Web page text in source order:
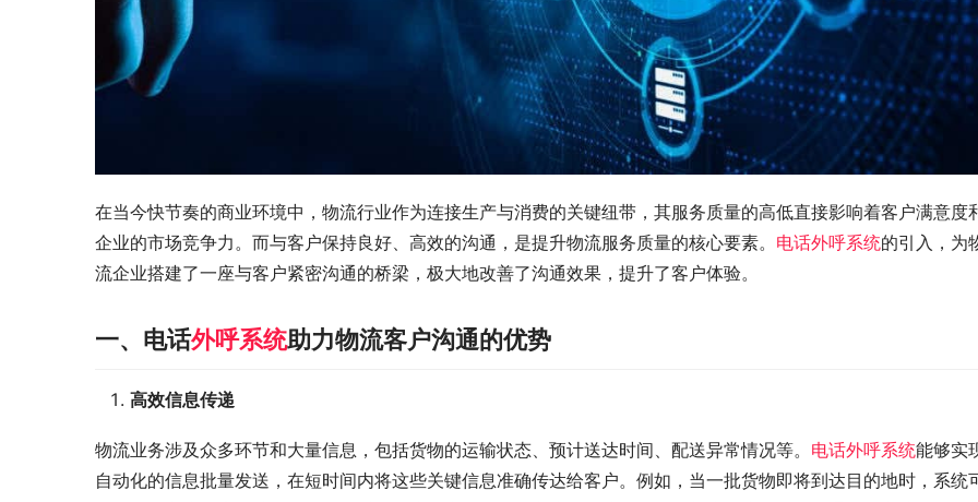
在当今快节奏的商业环境中，物流行业作为连接生产与消费的关键纽带，其服务质量的高低直接影响着客户满意度
企业的市场竞争力。而与客户保持良好、高效的沟通，是提升物流服务质量的核心要素。 电话外呼系统的引入，为
流企业搭建了一座与客户紧密沟通的桥梁，极大地改善了沟通效果，提升了客户体验。
一、电话外呼系统助力物流客户沟通的优势
高效信息传递
物流业务涉及众多环节和大量信息，包括货物的运输状态、预计送达时间、配送异常情况等。 电话外呼系统能够实
自动化的信息批量发送，在短时间内将这些关键信息准确传达给客户。例如，当一批货物即将到达目的地时，系统